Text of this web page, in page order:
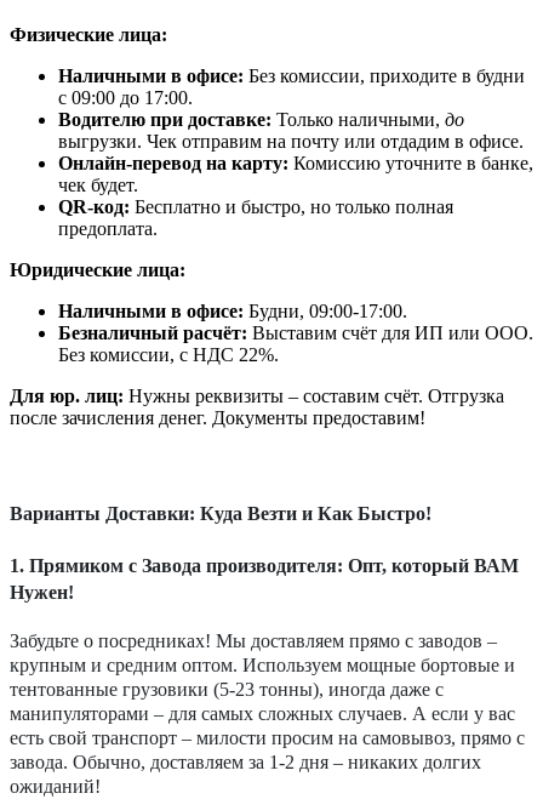
Физические лица:
Наличными в офисе: Без комиссии, приходите в будни
с 09:00 до 17:00.
Водителю при доставке: Только наличными, до
выгрузки. Чек отправим на почту или отдадим в офисе.
Онлайн-перевод на карту: Комиссию уточните в банке,
чек будет.
QR-код: Бесплатно и быстро, но только полная
предоплата.
Юридические лица:
Наличными в офисе: Будни, 09:00-17:00.
Безналичный расчёт: Выставим счёт для ИП или ООО.
Без комиссии, с НДС 22%.
Для юр. лиц: Нужны реквизиты – составим счёт. Отгрузка
после зачисления денег. Документы предоставим!
Варианты Доставки: Куда Везти и Как Быстро!
1. Прямиком с Завода производителя: Опт, который ВАМ
Нужен!
Забудьте о посредниках! Мы доставляем прямо с заводов –
крупным и средним оптом. Используем мощные бортовые и
тентованные грузовики (5-23 тонны), иногда даже с
манипуляторами – для самых сложных случаев. А если у вас
есть свой транспорт – милости просим на самовывоз, прямо с
завода. Обычно, доставляем за 1-2 дня – никаких долгих
ожиданий!